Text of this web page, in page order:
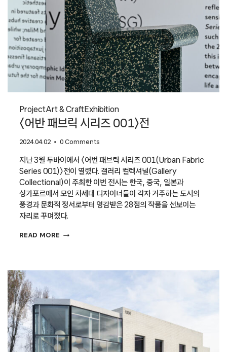
ProjectArt & CraftExhibition
〈어반 패브릭 시리즈 001〉전
2024.04.02 0 Comments
지난 3월 두바이에서 〈어번 패브릭 시리즈 001(Urban Fabric
Series 001)〉전이 열렸다. 갤러리 컬렉셔널(Gallery
Collectional)이 주최한 이번 전시는 한국, 중국, 일본과
싱가포르에서 모인 차세대 디자이너들이 각자 거주하는 도시의
풍경과 문화적 정서로부터 영감받은 28점의 작품을 선보이는
자리로 꾸며졌다.
READ MORE 〈어반
전